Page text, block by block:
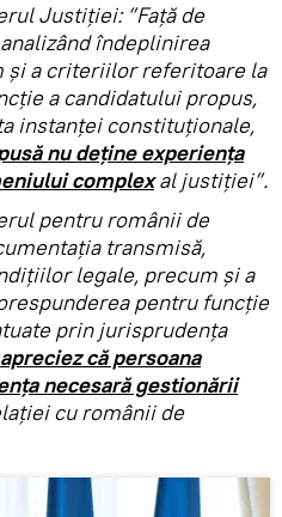
Justiției: ”Față de
îndeplinirea
și a criteriilor referitoare la
a candidatului propus,
instanței constituționale,
nu deține experiența
complexal justiției”.
pentru românii de
transmisă,
legale, precum și a
pentru funcție
prin jurisprudența
apreciez că persoana
necesară gestionării
cu românii de